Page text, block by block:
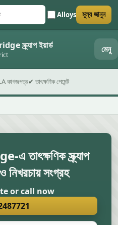
নম্বর Alloys
দিন মূল্য জানুন
স্ক্র্যাপ ইয়ার্ড মেনু
কাগজপত্র✔ তাৎক্ষণিক পেমেন্ট
তাৎক্ষণিক স্ক্র্যাপ
নিখরচায় সংগ্রহ
or call now